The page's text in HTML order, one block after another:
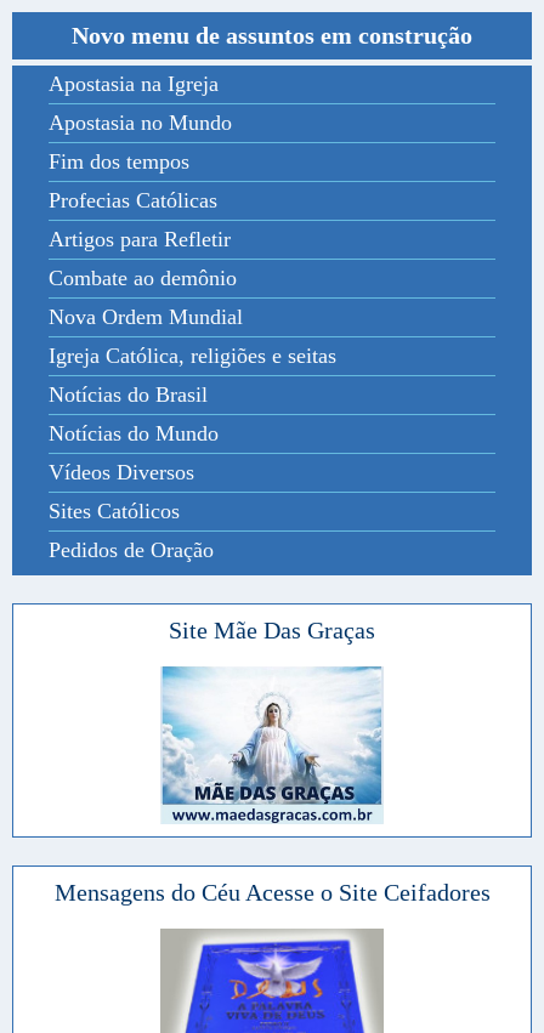
Novo menu de assuntos em construção
Apostasia na Igreja
Apostasia no Mundo
Fim dos tempos
Profecias Católicas
Artigos para Refletir
Combate ao demônio
Nova Ordem Mundial
Igreja Católica, religiões e seitas
Notícias do Brasil
Notícias do Mundo
Vídeos Diversos
Sites Católicos
Pedidos de Oração
Site Mãe Das Graças
Mensagens do Céu Acesse o Site Ceifadores